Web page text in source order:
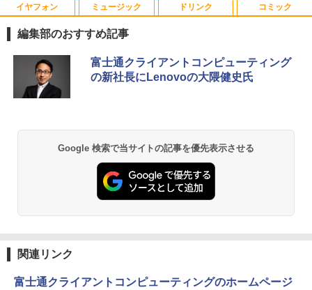
1
ゼンリン住宅地図 B4判 東京都 東京都港
区 発行年月202604 13103011I
￥594
イヤフォン
Anker Soundcore P40i オフホワイト
￥7,990
Anker Soundcore P31i ブラック
￥5,990
ミュージック
BRUCE WAYNE feat. Flo Milli, ATL Jacob
[Explicit]
BRUCE WAYNE feat. Flo Milli, ATL Jacob
￥250
ドリンク
【Amazon.co.jp限定】 い・ろ・は・す 2L P
ET ラベルレス ×8本
by Amazon 天然水 ラベルレス 500ml ×24本
ウォーター ペットボトル 静岡県産 500ミリリ
ットル (Smart Basic)
コミック
薬屋のひとりごと 17巻 (デジタル版ビッグガ
ンガンコミックス)
異世界居酒屋「のぶ」(22) (角川コミックス・
￥832
編集部のおすすめ記事
富士通クライアントコンピューティング
の新社長にLenovoの大隈健史氏
Google 検索で当サイトの記事を優先表示させる
関連リンク
富士通クライアントコンピューティングのホームページ